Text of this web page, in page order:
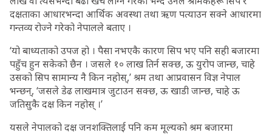
दक्षताका आधारभन्दा आर्थिक अवस्था तथा ऋण पत्याउन सक्ने आधारमा
गन्तव्य रोज्ने गरेको नेपालले बताए ।
‘यो बाध्यताको उपज हो । पैसा नभएकै कारण सिप भए पनि सही बजारमा
पहुँच हुन सकेको छैन । जसले १० लाख तिर्न सक्छ, ऊ युरोप जान्छ, चाहे
उसको सिप सामान्य नै किन नहोस्,’ श्रम तथा आप्रवासन विज्ञ नेपाल
भन्छन्, ‘जसले डेढ लाखमात्र जुटाउन सक्छ, ऊ खाडी जान्छ, चाहे ऊ
जतिसुकै दक्ष किन नहोस् ।’
यसले नेपालको दक्ष जनशक्तिलाई पनि कम मूल्यको श्रम बजारमा